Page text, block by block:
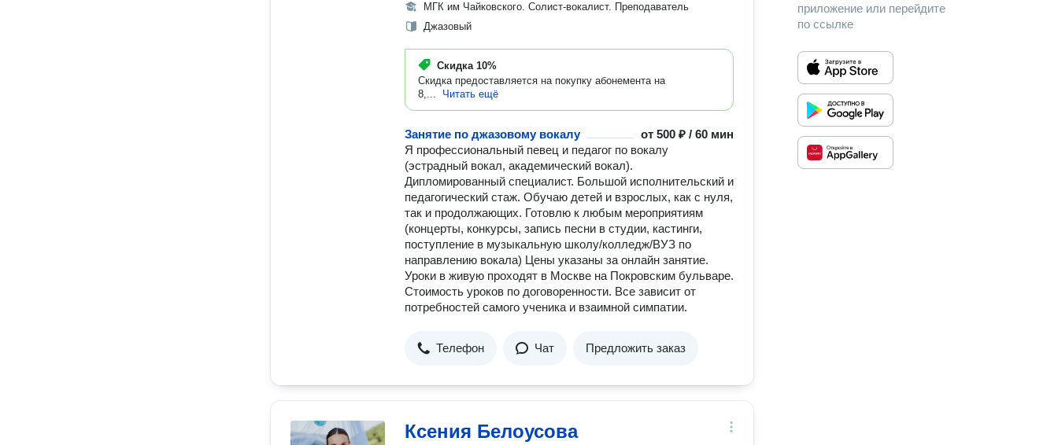
МГК им Чайковского. Солист-вокалист. Преподаватель
Джазовый
Скидка 10%
Скидка предоставляется на покупку абонемента на
8,...
Читать ещё
Занятие по джазовому вокалу от500 ₽ / 60 мин
Я профессиональный певец и педагог по вокалу
(эстрадный вокал, академический вокал).
Дипломированный специалист. Большой исполнительский и
педагогический стаж. Обучаю детей и взрослых, как с нуля,
так и продолжающих. Готовлю к любым мероприятиям
(концерты, конкурсы, запись песни в студии, кастинги,
поступление в музыкальную школу/колледж/ВУЗ по
направлению вокала) Цены указаны за онлайн занятие.
Уроки в живую проходят в Москве на Покровским бульваре.
Стоимость уроков по договоренности. Все зависит от
потребностей самого ученика и взаимной симпатии.
Телефон Чат Предложить заказ
Ксения Белоусова
приложение или перейдите
по ссылке